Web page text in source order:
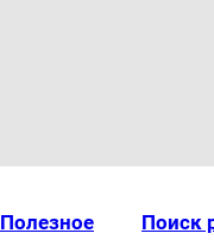
Полезное Поиск